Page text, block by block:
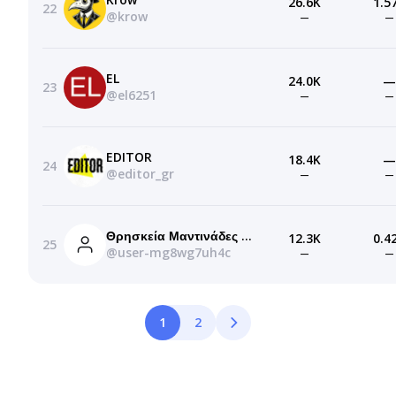
22
@krow
— —
23
EL
@el6251
24.0K
—
—
—
24
EDITOR
@editor_gr
18.4K
—
—
—
25
Θρησκεία Μαντινάδες Σοφών Λόγια
@user-mg8wg7uh4c
12.3K
— —
1 2